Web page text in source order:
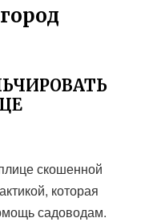
скошенной
которая
садоводам.